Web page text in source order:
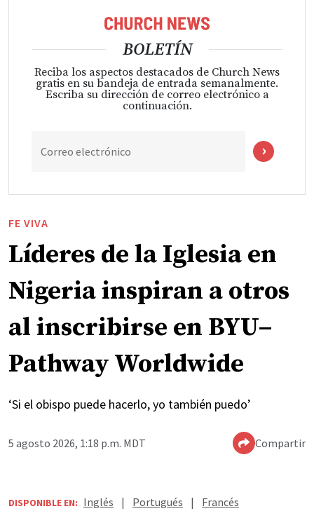
BOLETÍN
Reciba los aspectos destacados de Church News
gratis en su bandeja de entrada semanalmente.
Escriba su dirección de correo electrónico a
continuación.
Correo electrónico
FE VIVA
Líderes de la Iglesia en
Nigeria inspiran a otros
al inscribirse en BYU–
Pathway Worldwide
‘Si el obispo puede hacerlo, yo también puedo’
5 agosto 2026, 1:18 p.m. MDT Compartir
DISPONIBLE EN: Inglés | Portugués | Francés